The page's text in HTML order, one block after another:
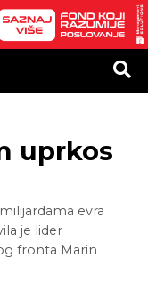
uprkos
evra
je lider
fronta Marin